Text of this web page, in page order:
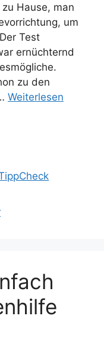
Hause, man
um
Test
ernüchternd
zu den
Weiterlesen